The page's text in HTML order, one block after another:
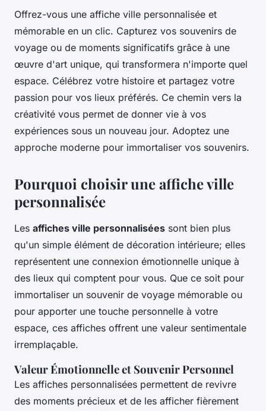
Offrez-vous une affiche ville personnalisée et
mémorable en un clic. Capturez vos souvenirs de
voyage ou de moments significatifs grâce à une
œuvre d'art unique, qui transformera n'importe quel
espace. Célébrez votre histoire et partagez votre
passion pour vos lieux préférés. Ce chemin vers la
créativité vous permet de donner vie à vos
expériences sous un nouveau jour. Adoptez une
approche moderne pour immortaliser vos souvenirs.
Pourquoi choisir une affiche ville
personnalisée
Les affiches ville personnalisées sont bien plus
qu'un simple élément de décoration intérieure; elles
représentent une connexion émotionnelle unique à
des lieux qui comptent pour vous. Que ce soit pour
immortaliser un souvenir de voyage mémorable ou
pour apporter une touche personnelle à votre
espace, ces affiches offrent une valeur sentimentale
irremplaçable.
Valeur Émotionnelle et Souvenir Personnel
Les affiches personnalisées permettent de revivre
des moments précieux et de les afficher fièrement